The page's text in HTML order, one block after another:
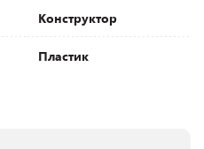
Конструктор
Пластик